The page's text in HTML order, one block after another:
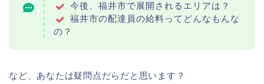
今後、福井市で展開されるエリアは？
福井市の配達員の給料ってどんなもんな
の？
など、あなたは疑問点だらだと思います？